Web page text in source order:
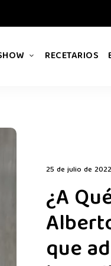
RECETARIOS
25 de julio de 2022
¿A
que